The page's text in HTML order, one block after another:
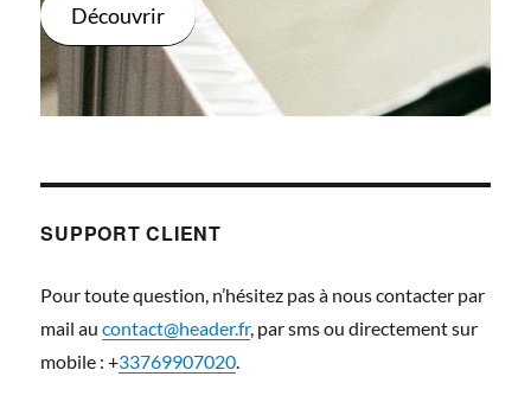
Découvrir
SUPPORT CLIENT
Pour toute question, n’hésitez pas à nous contacter par
mail aucontact@header.fr, par sms ou directement sur
mobile : +33769907020